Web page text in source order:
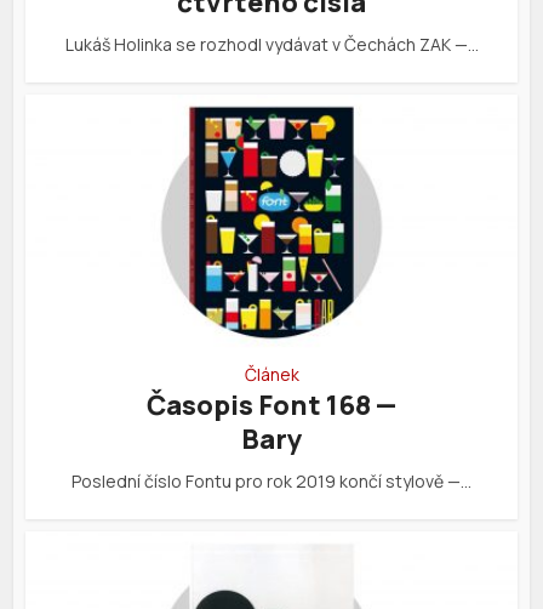
Lukáš Holinka se rozhodl vydávat v Čechách ZAK —…
Článek
Časopis Font 168 —
Bary
Poslední číslo Fontu pro rok 2019 končí stylově —…